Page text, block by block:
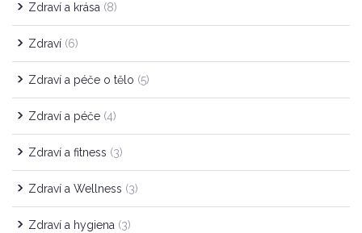
Zdraví a krása (8)
Zdraví (6)
Zdraví a péče o tělo (5)
Zdraví a péče (4)
Zdraví a fitness (3)
Zdraví a Wellness (3)
Zdraví a hygiena (3)